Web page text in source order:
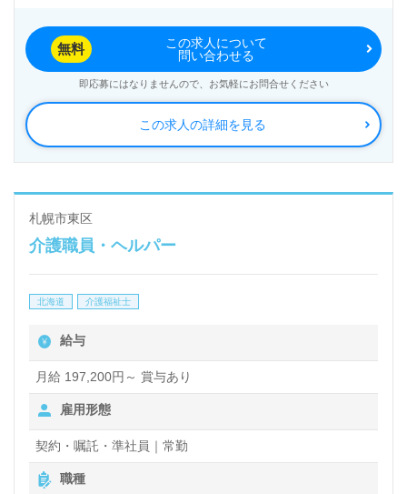
この求人の詳細を見る
無料
この求人について
問い合わせる
即応募にはなりませんので、お気軽にお問合せください
札幌市東区
介護職員・ヘルパー
北海道 介護福祉士
給与
月給 197,200円～ 賞与あり
雇用形態
契約・嘱託・準社員｜常勤
職種